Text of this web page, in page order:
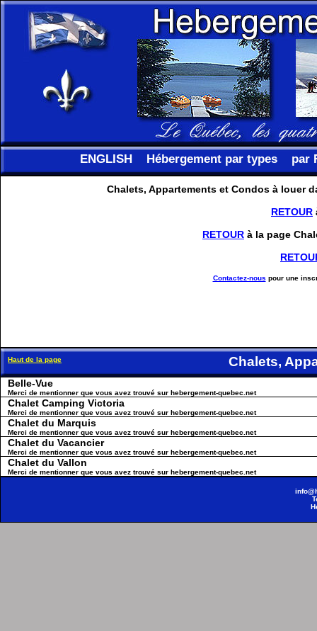
ENGLISH Hébergement par types par
Chalets, Appartements et Condos à louer
RETOUR
RETOUR à la page
Contactez-nous pour une
Haut de la page Chalets,
Belle-Vue
Merci de mentionner que vous avez trouvé sur hebergement-quebec.net
Chalet Camping Victoria
Merci de mentionner que vous avez trouvé sur hebergement-quebec.net
Chalet du Marquis
Merci de mentionner que vous avez trouvé sur hebergement-quebec.net
Chalet du Vacancier
Merci de mentionner que vous avez trouvé sur hebergement-quebec.net
Chalet du Vallon
Merci de mentionner que vous avez trouvé sur hebergement-quebec.net